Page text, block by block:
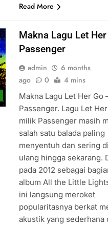
Read More
Makna Lagu Let
Passenger
admin
6 months
ago
0 4 mins
Makna Lagu Let Her Go
Passenger. Lagu Let
milik Passenger masih
salah satu balada paling
menyentuh dan sering
ulang hingga sekarang.
pada 2012 sebagai
album All the Little
ini langsung meroket
popularitasnya berkat
akustik yang sederhana